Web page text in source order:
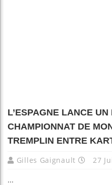
L’ESPAGNE LANCE UN
CHAMPIONNAT DE
TREMPLIN ENTRE
Gilles Gaignault 27
...